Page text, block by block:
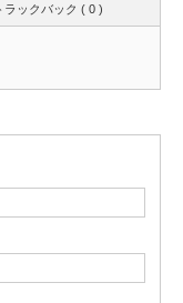
ラックバック ( 0 )